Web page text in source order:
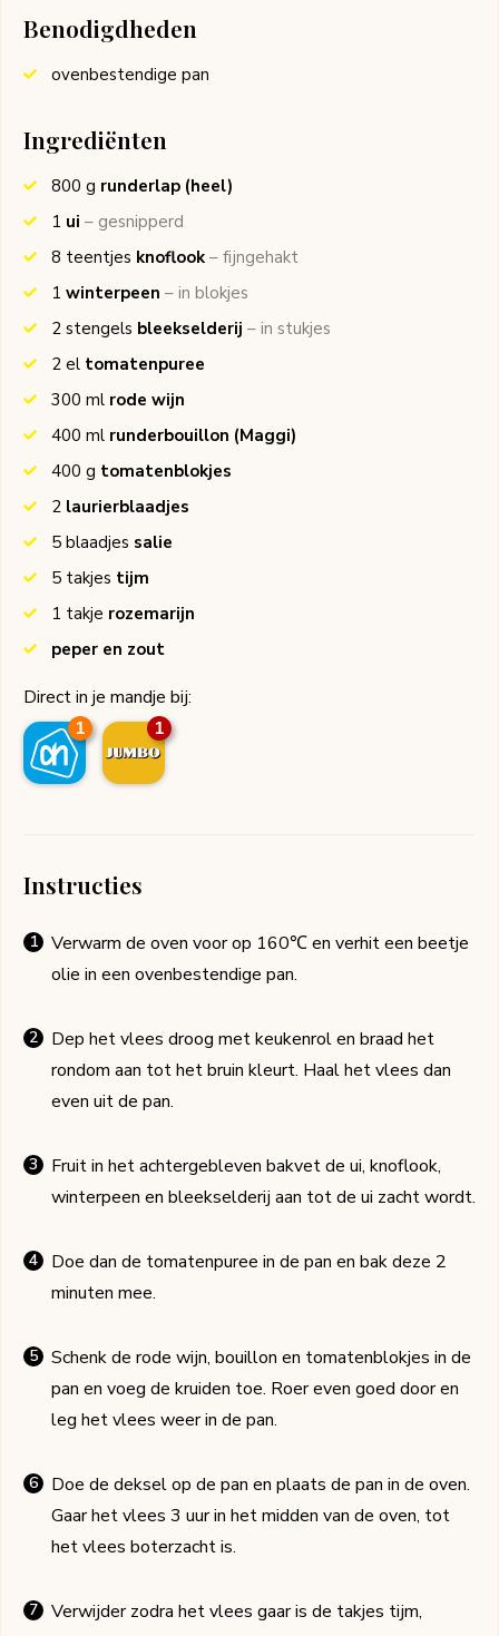
Benodigdheden
ovenbestendige pan
Ingrediënten
800 g runderlap (heel)
1 ui – gesnipperd
8 teentjes knoflook – fijngehakt
1 winterpeen – in blokjes
2 stengels bleekselderij – in stukjes
2 el tomatenpuree
300 ml rode wijn
400 ml runderbouillon (Maggi)
400 g tomatenblokjes
2 laurierblaadjes
5 blaadjes salie
5 takjes tijm
1 takje rozemarijn
peper en zout
Direct in je mandje bij:
1 1
Instructies
Verwarm de oven voor op 160℃ en verhit een beetje
olie in een ovenbestendige pan.
Dep het vlees droog met keukenrol en braad het
rondom aan tot het bruin kleurt. Haal het vlees dan
even uit de pan.
Fruit in het achtergebleven bakvet de ui, knoflook,
winterpeen en bleekselderij aan tot de ui zacht wordt.
Doe dan de tomatenpuree in de pan en bak deze 2
minuten mee.
Schenk de rode wijn, bouillon en tomatenblokjes in de
pan en voeg de kruiden toe. Roer even goed door en
leg het vlees weer in de pan.
Doe de deksel op de pan en plaats de pan in de oven.
Gaar het vlees 3 uur in het midden van de oven, tot
het vlees boterzacht is.
Verwijder zodra het vlees gaar is de takjes tijm,